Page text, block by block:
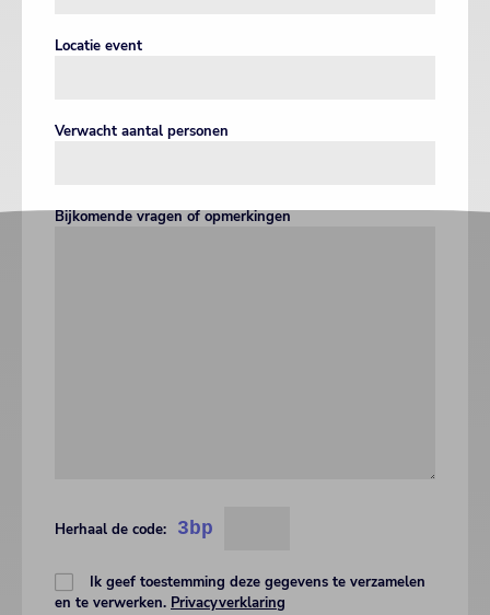
Locatie event
Verwacht aantal personen
Bijkomende vragen of opmerkingen
Herhaal de code: 3bp
Ik geef toestemming deze gegevens te verzamelen
en te verwerken. Privacyverklaring